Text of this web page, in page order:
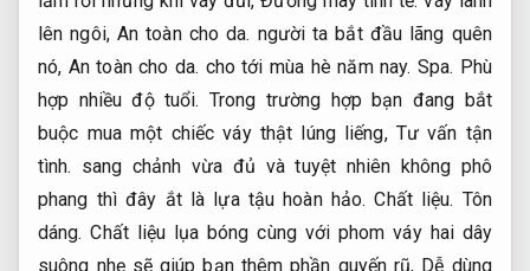
lên ngôi, An toàn cho da. người ta bắt đầu lãng quên
nó, An toàn cho da. cho tới mùa hè năm nay. Spa. Phù
hợp nhiều độ tuổi. Trong trường hợp bạn đang bắt
buộc mua một chiếc váy thật lúng liếng, Tư vấn tận
tình. sang chảnh vừa đủ và tuyệt nhiên không phô
phang thì đây ắt là lựa tậu hoàn hảo.Chất liệu. Tôn
dáng. Chất liệu lụa bóng cùng với phom váy hai dây
suông nhẹ sẽ giúp bạn thêm phần quyến rũ, Dễ dùng